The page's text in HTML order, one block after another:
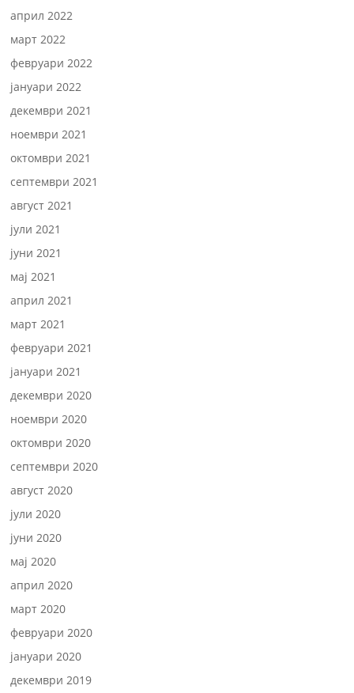
април 2022
март 2022
февруари 2022
јануари 2022
декември 2021
ноември 2021
октомври 2021
септември 2021
август 2021
јули 2021
јуни 2021
мај 2021
април 2021
март 2021
февруари 2021
јануари 2021
декември 2020
ноември 2020
октомври 2020
септември 2020
август 2020
јули 2020
јуни 2020
мај 2020
април 2020
март 2020
февруари 2020
јануари 2020
декември 2019